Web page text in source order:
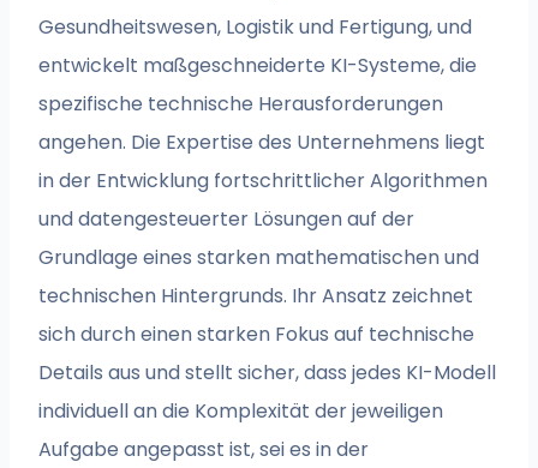
Gesundheitswesen, Logistik und Fertigung, und
entwickelt maßgeschneiderte KI-Systeme, die
spezifische technische Herausforderungen
angehen. Die Expertise des Unternehmens liegt
in der Entwicklung fortschrittlicher Algorithmen
und datengesteuerter Lösungen auf der
Grundlage eines starken mathematischen und
technischen Hintergrunds. Ihr Ansatz zeichnet
sich durch einen starken Fokus auf technische
Details aus und stellt sicher, dass jedes KI-Modell
individuell an die Komplexität der jeweiligen
Aufgabe angepasst ist, sei es in der